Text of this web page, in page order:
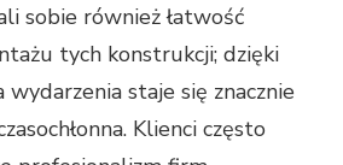
sobie również łatwość
tych konstrukcji; dzięki
staje się znacznie
Klienci często